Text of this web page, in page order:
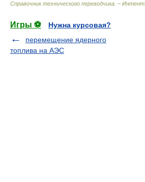
Справочник технического переводчика. – Интент
Игры ⚽
Нужна курсовая?
перемещение ядерного
топлива на АЭС